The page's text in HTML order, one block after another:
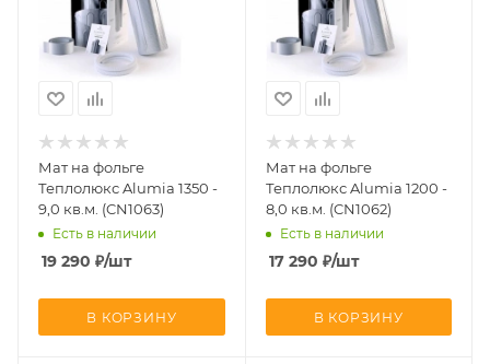
Мат на фольге
Теплолюкс Alumia 1350 -
9,0 кв.м. (CN1063)
Есть в наличии
19 290 ₽/шт
В КОРЗИНУ
Мат на фольге
Теплолюкс Alumia 1200 -
8,0 кв.м. (CN1062)
Есть в наличии
17 290 ₽/шт
В КОРЗИНУ